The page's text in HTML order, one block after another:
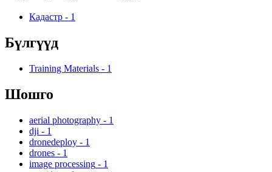
Кадастр - 1
Бүлгүүд
Training Materials - 1
Шошго
aerial photography - 1
dji - 1
dronedeploy - 1
drones - 1
image processing - 1